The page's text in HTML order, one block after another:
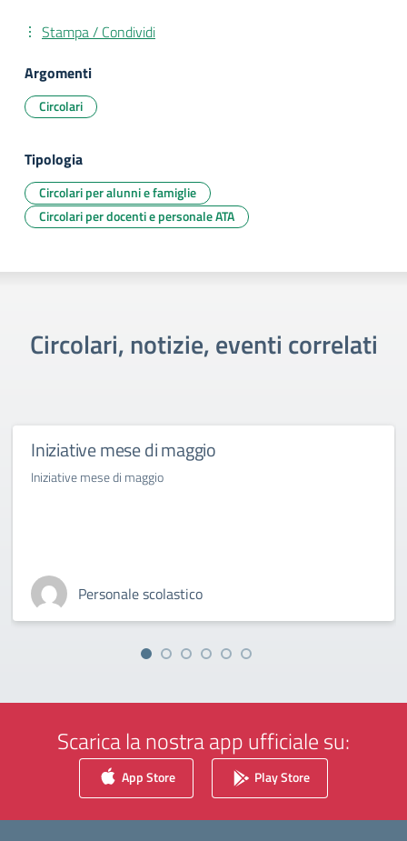
Stampa / Condividi
Argomenti
Circolari
Tipologia
Circolari per alunni e famiglie
Circolari per docenti e personale ATA
Circolari, notizie, eventi correlati
Iniziative mese di maggio
Iniziative mese di maggio
Personale scolastico
Scarica la nostra app ufficiale su:
App Store Play Store